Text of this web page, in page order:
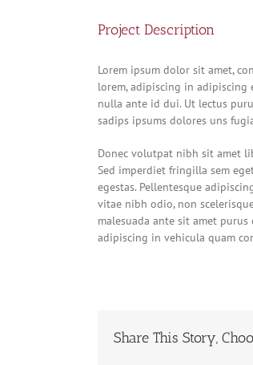
Project Description
Lorem ipsum dolor sit amet,
lorem, adipiscing in adipiscing
nulla ante id dui. Ut lectus
sadips ipsums dolores uns
Donec volutpat nibh sit amet
Sed imperdiet fringilla sem
egestas. Pellentesque
vitae nibh odio, non
malesuada ante sit amet
adipiscing in vehicula quam
Share This Story,